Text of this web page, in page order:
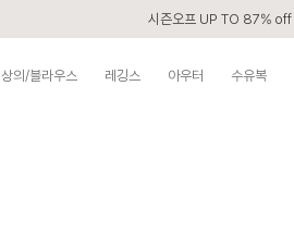
시즌오프 UP TO 87% off
상의/블라우스 레깅스 아우터 수유복